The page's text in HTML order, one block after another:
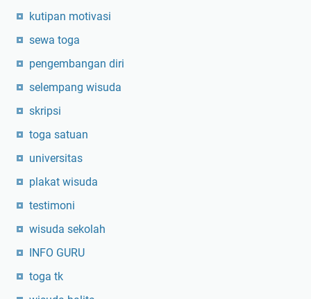
kutipan motivasi
sewa toga
pengembangan diri
selempang wisuda
skripsi
toga satuan
universitas
plakat wisuda
testimoni
wisuda sekolah
INFO GURU
toga tk